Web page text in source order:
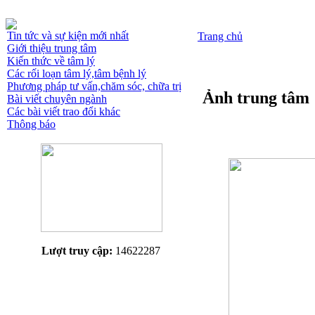
Tin tức và sự kiện mới nhất
Giới thiệu trung tâm
Kiến thức về tâm lý
Các rối loạn tâm lý,tâm bệnh lý
Phương pháp tư vấn,chăm sóc, chữa trị
Bài viết chuyên ngành
Các bài viết trao đổi khác
Thông báo
Lượt truy cập: 14622287
Trang chủ
Ảnh trung tâm